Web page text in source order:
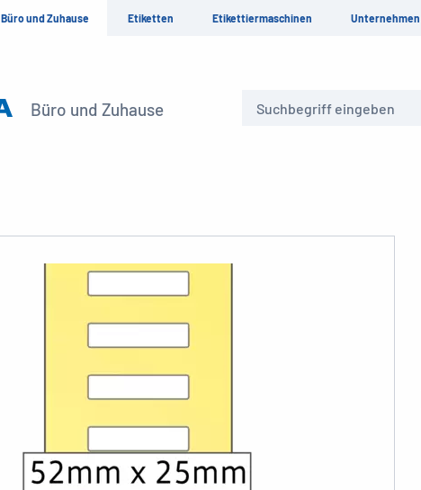
Büro und Zuhause Etiketten Etikettiermaschinen Unternehmen
Büro und Zuhause